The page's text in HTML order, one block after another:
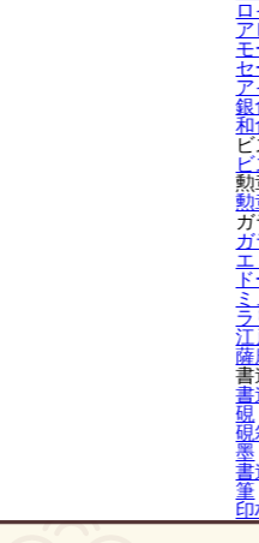
ア
モ
セ
ア
銀
和
勲
勲
エ
江
薩
書
書
硯
硯
墨
書
筆
印